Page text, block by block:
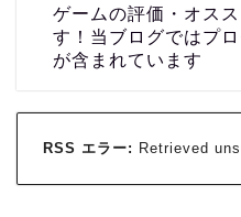
ゲームの評価・オス
す！当ブログではプ
が含まれています
RSS エラー: Retrieved